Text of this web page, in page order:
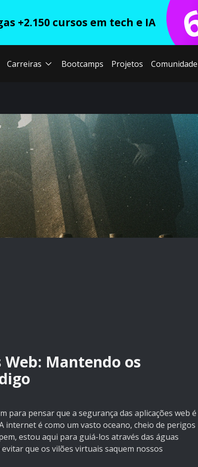
+2.150 cursos em tech e IA
Carreiras Bootcamps Projetos Comunidade
Web: Mantendo os
para pensar que a segurança das aplicações web é
é como um vasto oceano, cheio de perigos
estou aqui para guiá-los através das águas
que os vilões virtuais saquem nossos